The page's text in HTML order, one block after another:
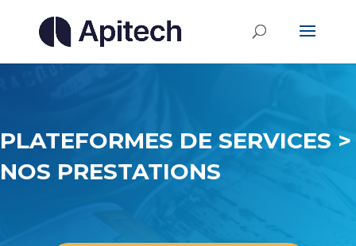
PLATEFORMES DE SERVICES >
NOS PRESTATIONS